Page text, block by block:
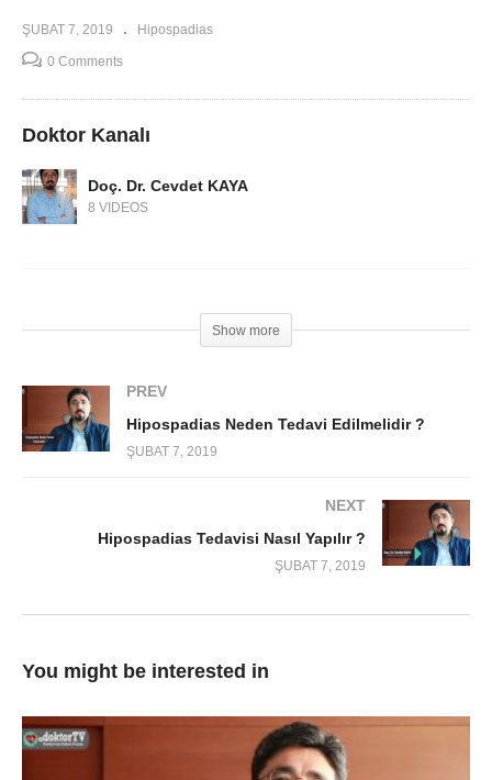
ŞUBAT 7, 2019 Hipospadias
0 Comments
Doktor Kanalı
Doç. Dr. Cevdet KAYA
8 VIDEOS
Show more
PREV
Hipospadias Neden Tedavi Edilmelidir ?
ŞUBAT 7, 2019
NEXT
Hipospadias Tedavisi Nasıl Yapılır ?
ŞUBAT 7, 2019
You might be interested in